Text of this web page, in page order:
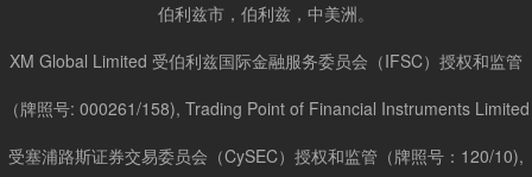
伯利兹市，伯利兹，中美洲。
XM Global Limited 受伯利兹国际金融服务委员会（IFSC）授权和监管
（牌照号: 000261/158), Trading Point of Financial Instruments Limited
受塞浦路斯证券交易委员会（CySEC）授权和监管（牌照号：120/10),